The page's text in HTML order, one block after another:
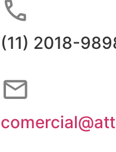
(11) 2018-